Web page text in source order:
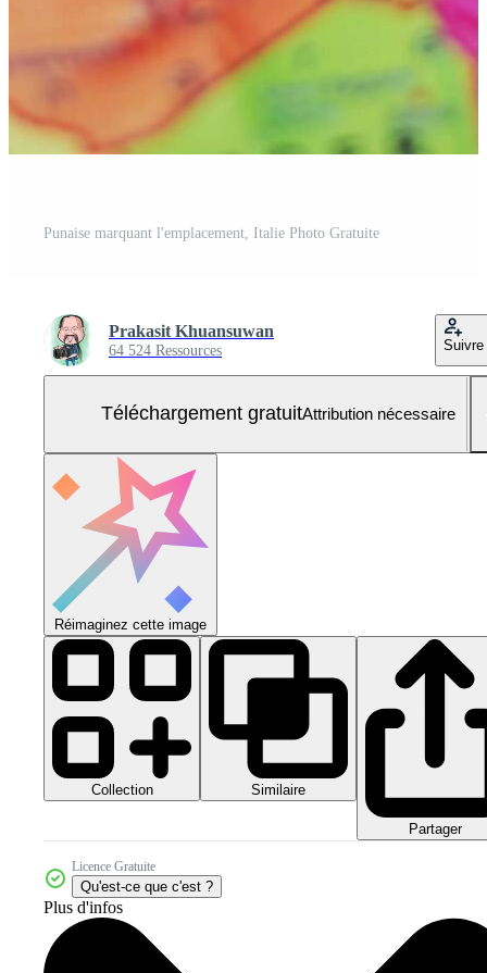
Punaise marquant l'emplacement, Italie Photo Gratuite
Prakasit Khuansuwan
64 524 Ressources Suivre
Téléchargement gratuitAttribution nécessaire
Réimaginez cette image
Collection Similaire
Partager
Licence Gratuite
Qu'est-ce que c'est ?
Plus d'infos